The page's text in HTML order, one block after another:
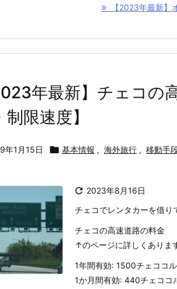
【2023年最新】
年最新】チェコの
制限速度】
年1月15日  基本情報 , 海外旅行 , 移動手
 2023年8月16日
チェコでレンタカーを借り
チェコの高速道路の料金
↑のページに詳しくありま
1年間有効: 1500チェココ
1か月間有効: 440チェココ